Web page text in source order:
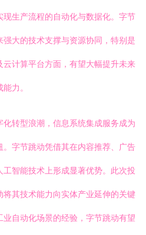
现生产流程的自动化与数据化。字节
大的技术支撑与资源协同，特别是
计算平台方面，有望大幅提升未来
力。
转型浪潮，信息系统集成服务成为
字节跳动凭借其在内容推荐、广告
智能技术上形成显著优势。此次投
其技术能力向实体产业延伸的关键
自动化场景的经验，字节跳动有望